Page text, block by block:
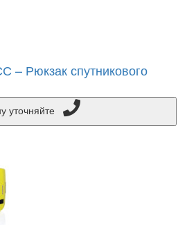
– Рюкзак спутникового